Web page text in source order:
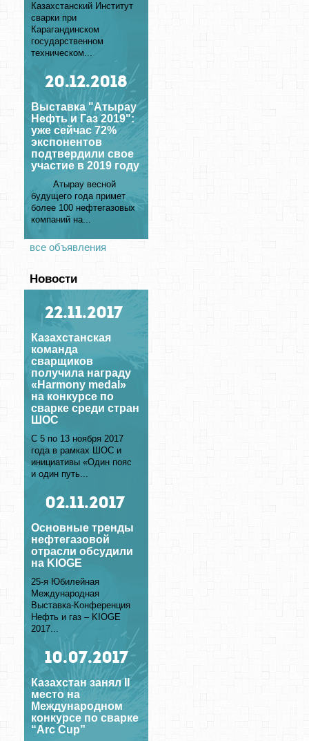
Казахстанский Институт
сварки при
Карагандинском
государственном
техническом...
20.12.2018
Выставка "Атырау
Нефть и Газ 2019":
уже сейчас 72%
экспонентов
подтвердили свое
участие в 2019 году
Атырау весной
будущего года примет
более 100 нефтегазовых
компаний на...
все объявления
Новости
22.11.2017
Казахстанская
команда
сварщиков
получила награду
«Harmony medal»
на конкурсе по
сварке среди стран
ШОС
С 5 по 13 ноября 2017
года в рамках ШОС и
инициативы «Один пояс
и один путь...
02.11.2017
Основные тренды
нефтегазовой
отрасли обсудили
на KIOGE
25-я Юбилейная
Международная
Выставка-Конференция
Нефть и газ – KIOGE
2017...
10.07.2017
Казахстан занял II
место на
Международном
конкурсе по сварке
“Arc Cup”